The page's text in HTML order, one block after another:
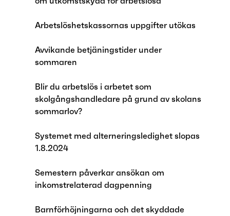
Arbetslöshetskassornas uppgifter utökas
Avvikande betjäningstider under
sommaren
Blir du arbetslös i arbetet som
skolgångshandledare på grund av skolans
sommarlov?
Systemet med alterneringsledighet slopas
1.8.2024
Semestern påverkar ansökan om
inkomstrelaterad dagpenning
Barnförhöjningarna och det skyddade